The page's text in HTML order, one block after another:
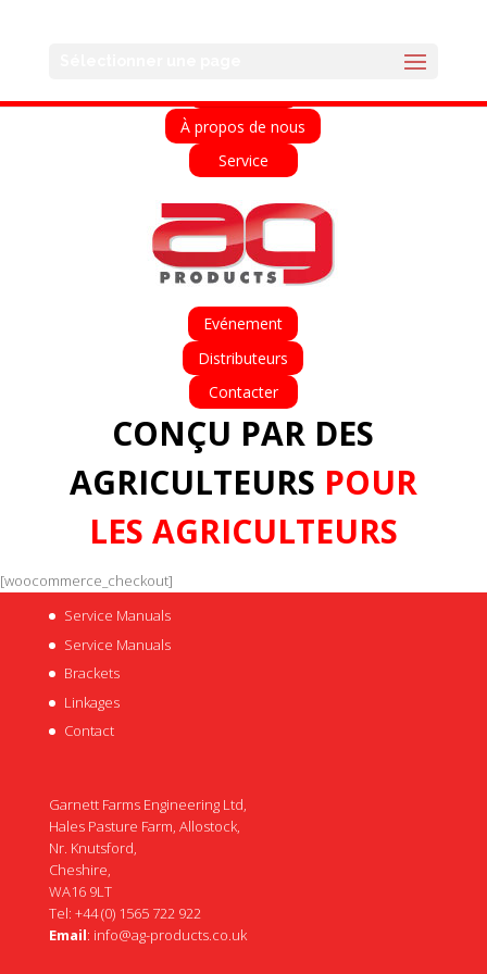
À propos de nous
Service
Evénement
Distributeurs
Contacter
CONÇU PAR DES
AGRICULTEURS POUR
LES AGRICULTEURS
[woocommerce_checkout]
Service Manuals
Service Manuals
Brackets
Linkages
Contact
Garnett Farms Engineering Ltd,
Hales Pasture Farm, Allostock,
Nr. Knutsford,
Cheshire,
WA16 9LT
Tel: +44 (0) 1565 722 922
Email: info@ag-products.co.uk